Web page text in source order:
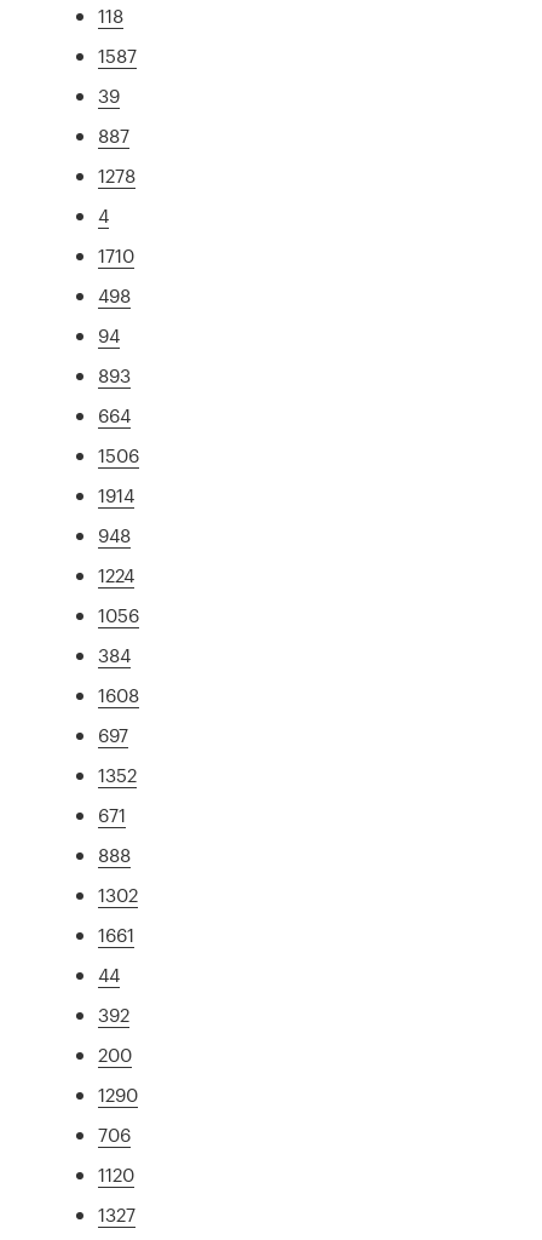
118
1587
39
887
1278
4
1710
498
94
893
664
1506
1914
948
1224
1056
384
1608
697
1352
671
888
1302
1661
44
392
200
1290
706
1120
1327